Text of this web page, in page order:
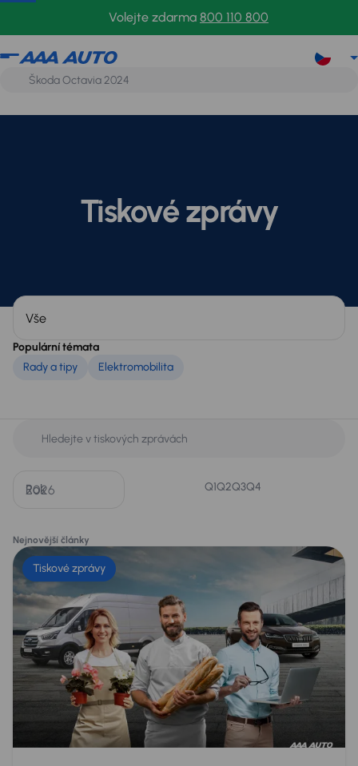
Volejte zdarma 800 110 800
Tiskové zprávy
Populární témata
Rady a tipy
Elektromobilita
Rok Q1Q2Q3Q4
Nejnovější články
Tiskové zprávy